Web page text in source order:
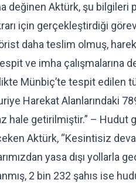
değinen Aktürk, şu bilgileri
için gerçekleştirdiği
daha teslim olmuş,
ve imha çalışmalarına
Münbiç’te tespit edilen
Harekat Alanlarındaki
hale getirilmiştir.” – Hudut
Aktürk, “Kesintisiz
yasa dışı yollarla
2 bin 232 şahıs ise